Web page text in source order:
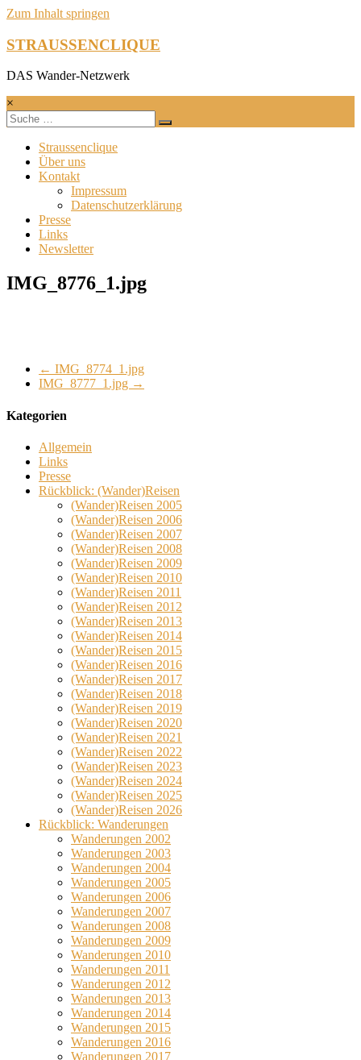
Zum Inhalt springen
STRAUSSENCLIQUE
DAS Wander-Netzwerk
×
Straussenclique
Über uns
Kontakt
Impressum
Datenschutzerklärung
Presse
Links
Newsletter
IMG_8776_1.jpg
← IMG_8774_1.jpg
IMG_8777_1.jpg →
Kategorien
Allgemein
Links
Presse
Rückblick: (Wander)Reisen
(Wander)Reisen 2005
(Wander)Reisen 2006
(Wander)Reisen 2007
(Wander)Reisen 2008
(Wander)Reisen 2009
(Wander)Reisen 2010
(Wander)Reisen 2011
(Wander)Reisen 2012
(Wander)Reisen 2013
(Wander)Reisen 2014
(Wander)Reisen 2015
(Wander)Reisen 2016
(Wander)Reisen 2017
(Wander)Reisen 2018
(Wander)Reisen 2019
(Wander)Reisen 2020
(Wander)Reisen 2021
(Wander)Reisen 2022
(Wander)Reisen 2023
(Wander)Reisen 2024
(Wander)Reisen 2025
(Wander)Reisen 2026
Rückblick: Wanderungen
Wanderungen 2002
Wanderungen 2003
Wanderungen 2004
Wanderungen 2005
Wanderungen 2006
Wanderungen 2007
Wanderungen 2008
Wanderungen 2009
Wanderungen 2010
Wanderungen 2011
Wanderungen 2012
Wanderungen 2013
Wanderungen 2014
Wanderungen 2015
Wanderungen 2016
Wanderungen 2017